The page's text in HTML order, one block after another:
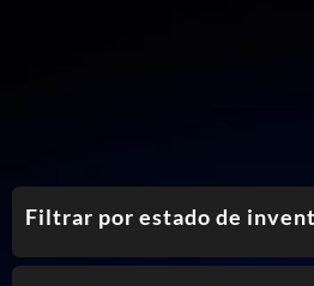
Filtrar por estado de